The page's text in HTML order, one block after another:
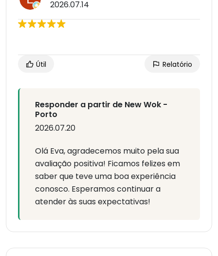
2026.07.14
Útil Relatório
Responder a partir de New Wok -
Porto
2026.07.20
Olá Eva, agradecemos muito pela sua
avaliação positiva! Ficamos felizes em
saber que teve uma boa experiência
conosco. Esperamos continuar a
atender às suas expectativas!